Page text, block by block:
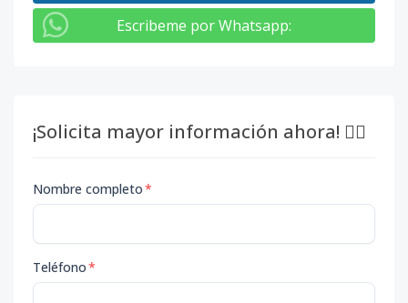
Escribeme por Whatsapp:
¡Solicita mayor información ahora! 👇🏽
Nombre completo*
Teléfono*